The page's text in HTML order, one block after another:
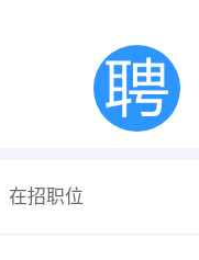
在招职位